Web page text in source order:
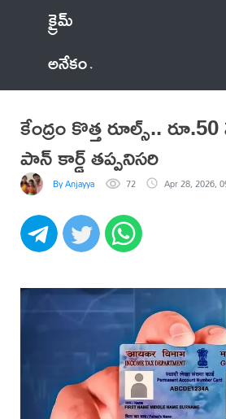
క్రైమ్
అనేకం
కేంద్రం కొత్త రూల్స్..
పాన్ కార్డ్ తప్పనిసరి
By Anjayya 72 Apr 28, 2026,